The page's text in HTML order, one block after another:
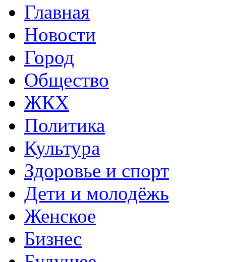
Главная
Новости
Город
Общество
ЖКХ
Политика
Культура
Здоровье и спорт
Дети и молодёжь
Женское
Бизнес